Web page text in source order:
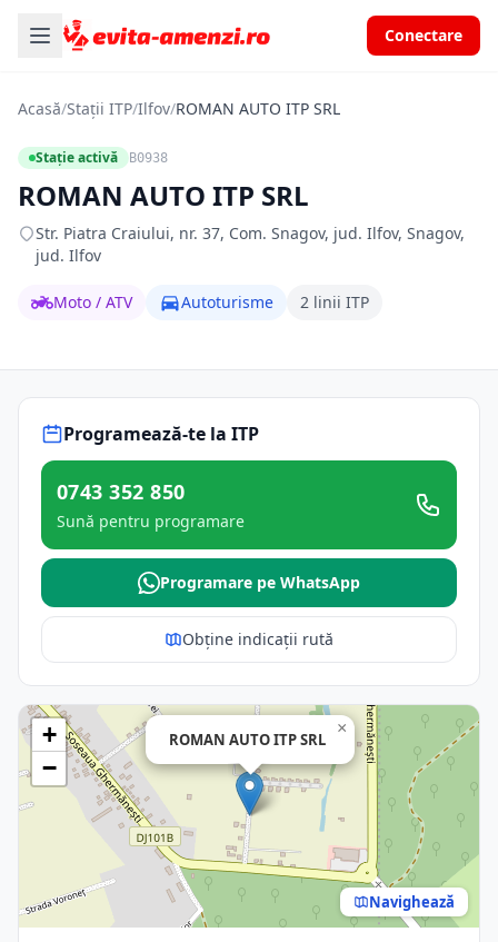
Conectare
Acasă/Stații ITP/Ilfov/ROMAN AUTO ITP SRL
Stație activă B0938
ROMAN AUTO ITP SRL
Str. Piatra Craiului, nr. 37, Com. Snagov, jud. Ilfov, Snagov,
jud. Ilfov
Moto / ATV Autoturisme 2 linii ITP
Programează-te la ITP
0743 352 850
Sună pentru programare
Programare pe WhatsApp
Obține indicații rută
ROMAN AUTO ITP SRL
×
+
−
Navighează